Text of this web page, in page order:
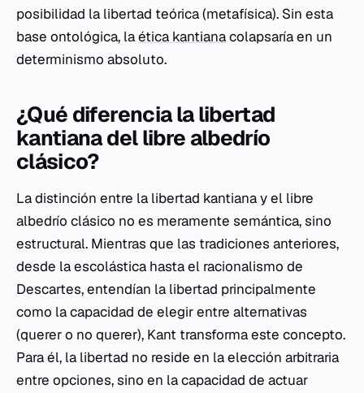
posibilidad la libertad teórica (metafísica). Sin esta
base ontológica, laética kantianacolapsaría en un
determinismo absoluto.
¿Qué diferencia la libertad
kantiana del libre albedrío
clásico?
La distinción entre la libertad kantiana y el libre
albedrío clásico no es meramente semántica, sino
estructural. Mientras que las tradiciones anteriores,
desde la escolástica hasta el racionalismo de
Descartes, entendían la libertad principalmente
como la capacidad de elegir entre alternativas
(querer o no querer), Kant transforma este concepto.
Para él, la libertad no reside en la elección arbitraria
entre opciones, sino en la capacidad de actuar